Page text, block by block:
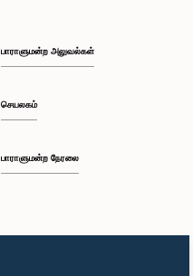
பாராளுமன்ற அலுவல்கள்
செயலகம்
பாராளுமன்ற நேரலை